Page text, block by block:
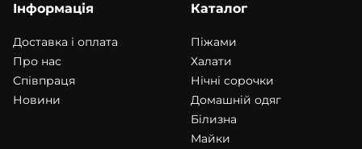
Інформація
Доставка і оплата
Про нас
Співпраця
Новини
Каталог
Піжами
Халати
Нічні сорочки
Домашній одяг
Білизна
Майки